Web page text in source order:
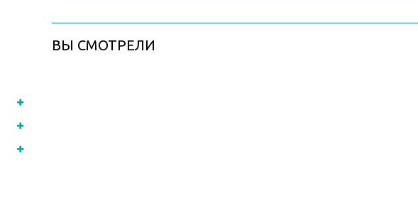
ВЫ СМОТРЕЛИ